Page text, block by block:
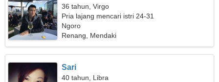
36 tahun, Virgo
Pria lajang mencari istri 24-31
Ngoro
Renang, Mendaki
Sari
40 tahun, Libra